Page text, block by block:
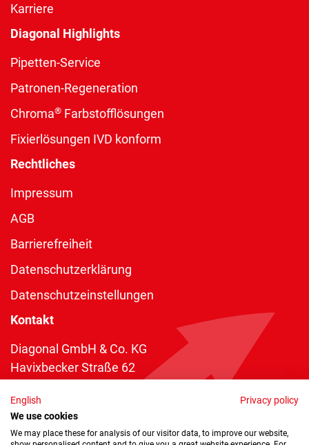
Karriere
Diagonal Highlights
Pipetten-Service
Patronen-Regeneration
Chroma® Farbstofflösungen
Fixierlösungen IVD konform
Rechtliches
Impressum
AGB
Barrierefreiheit
Datenschutzerklärung
Datenschutzeinstellungen
Kontakt
Diagonal GmbH & Co. KG
Havixbecker Straße 62
Telefon:+49 2534 970 216
Telefax: +49 2534 970 116
English
Privacy policy
We use cookies
We may place these for analysis of our visitor data, to improve our website,